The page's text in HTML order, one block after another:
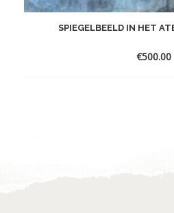
SPIEGELBEELD IN HET
€500.00